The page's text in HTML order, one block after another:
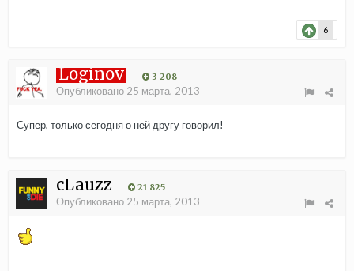
6
Loginov 3 208
Опубликовано 25 марта, 2013
Супер, только сегодня о ней другу говорил!
cLauzz 21 825
Опубликовано 25 марта, 2013